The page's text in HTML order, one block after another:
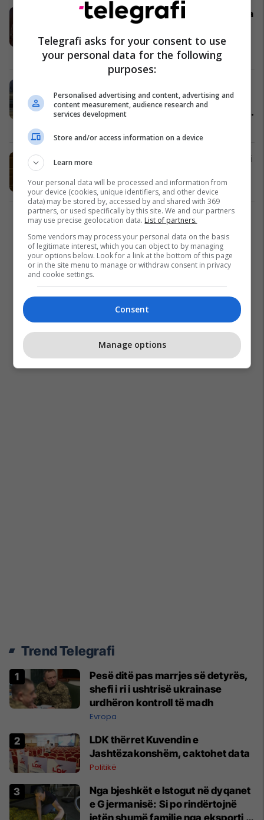
'Lugati' publikon fotografi nga vizita
në Kuvendin e Kosovës dhe takimi
me disa deputetë
Yjet 08/02/2023
deputetët e LVV-së do të votojnë
kundër, pa votat e tyre Trusti nuk do
Bytyqi: Grave që vuajnë nga kanceri
Kosovë 27/10/2022
1
Trend Telegrafi
Pesë ditë pas marrjes së detyrës,
shefi i ri i ushtrisë ukrainase
urdhëron kontroll të madh
Evropa
LDK thërret Kuvendin e
Jashtëzakonshëm, caktohet data
Politikë
Nga bjeshkët e Istogut në dyqanet
e Gjermanisë: Si po rindërtojnë
jetën shumë familje nga eksporti i
Telegrafi asks for your consent to use
your personal data for the following
purposes:
Personalised advertising and content, advertising and
content measurement, audience research and
services development
Store and/or access information on a device
Learn more
Your personal data will be processed and information from
your device (cookies, unique identifiers, and other device
data) may be stored by, accessed by and shared with 369
partners, or used specifically by this site. We and our partners
may use precise geolocation data. List of partners.
Some vendors may process your personal data on the basis
of legitimate interest, which you can object to by managing
your options below. Look for a link at the bottom of this page
or in the site menu to manage or withdraw consent in privacy
and cookie settings.
Consent
Manage options